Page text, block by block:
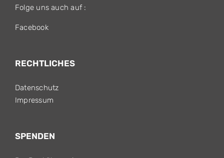
Folge uns auch auf :
Facebook
RECHTLICHES
Datenschutz
Impressum
SPENDEN